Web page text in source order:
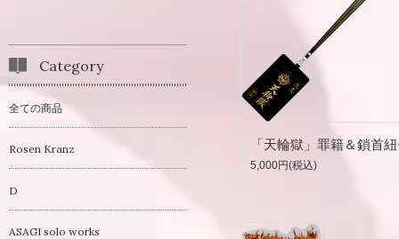
5,000円(税込)
Category
全ての商品
Rosen Kranz
D
ASAGI solo works